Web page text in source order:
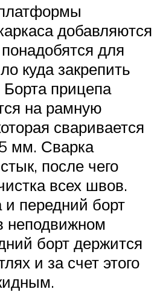
добавляются
для
куда закрепить
Борта прицепа
на рамную
сваривается
мм. Сварка
после чего
всех швов.
передний борт
неподвижном
борт держится
и за счет этого